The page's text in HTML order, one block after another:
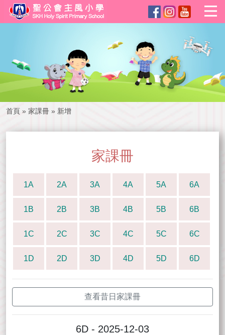
首頁 » 家課冊 » 新增
家課冊
1A 2A 3A 4A 5A 6A
1B 2B 3B 4B 5B 6B
1C 2C 3C 4C 5C 6C
1D 2D 3D 4D 5D 6D
查看昔日家課冊
6D - 2025-12-03